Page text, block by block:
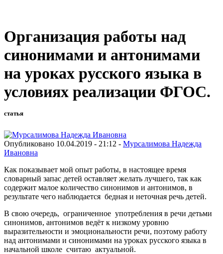
Организация работы над
синонимами и антонимами
на уроках русского языка в
условиях реализации ФГОС.
статья
Опубликовано 10.04.2019 - 21:12 - Мурсалимова Надежда
Ивановна
Как показывает мой опыт работы, в настоящее время
словарный запас детей оставляет желать лучшего, так как
содержит малое количество синонимов и антонимов, в
результате чего наблюдается бедная и неточная речь детей.
В свою очередь, ограниченное употребления в речи детьми
синонимов, антонимов ведёт к низкому уровню
выразительности и эмоциональности речи, поэтому работу
над антонимами и синонимами на уроках русского языка в
начальной школе считаю актуальной.